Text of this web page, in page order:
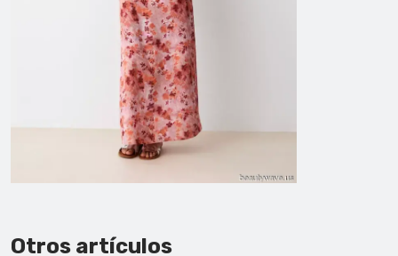
Otros artículos